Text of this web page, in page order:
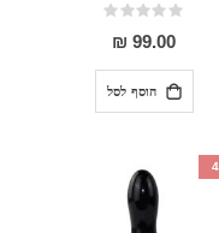
Rating:
0%
99.00 ₪
הוסף לסל